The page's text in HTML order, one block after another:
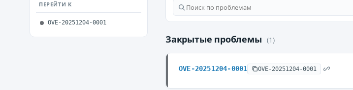
ПЕРЕЙТИ К
OVE-20251204-0001
Закрытые проблемы (1)
OVE-20251204-0001 OVE-20251204-0001